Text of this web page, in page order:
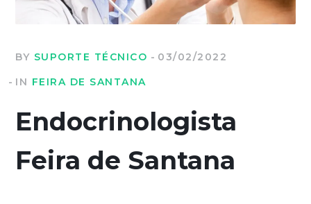
BY SUPORTE TÉCNICO
03/02/2022
IN FEIRA DE SANTANA
Endocrinologista
Feira de Santana